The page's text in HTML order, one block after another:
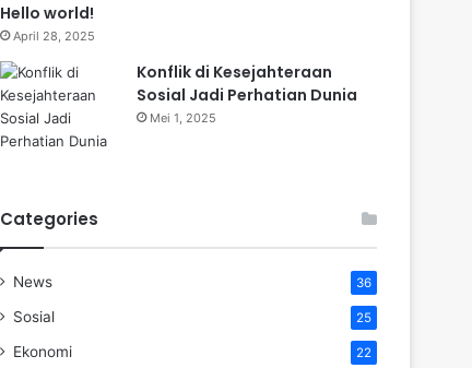
Hello world!
April 28, 2025
Konflik di Kesejahteraan
Sosial Jadi Perhatian Dunia
Mei 1, 2025
Categories
News 36
Sosial 25
Ekonomi 22